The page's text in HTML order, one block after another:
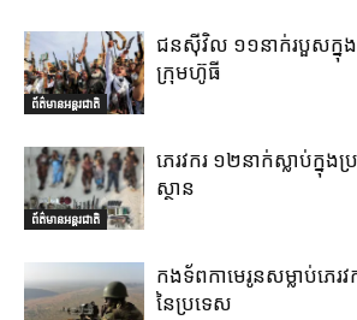
ព័ត៌មានអន្តរជាតិ
ជនស៊ីវិល ១១នាក់របួសក្នុង
ក្រុមហ៊ូធី
ព័ត៌មានអន្តរជាតិ
ភេរវករ ១២នាក់ស្លាប់ក្នុង
ស្ថាន
កងទ័ពកាមេរូនសម្លាប់ភេរ
នៃប្រទេស